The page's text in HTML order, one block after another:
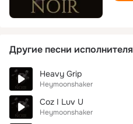
Другие песни исполнителя
Heavy Grip
Heymoonshaker
Coz I Luv U
Heymoonshaker